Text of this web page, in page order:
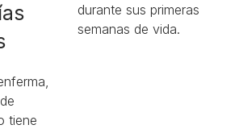
tiene
durante sus primeras
semanas de vida.